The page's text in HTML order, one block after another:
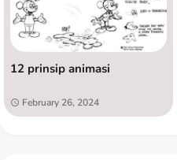
12 prinsip animasi
February 26, 2024